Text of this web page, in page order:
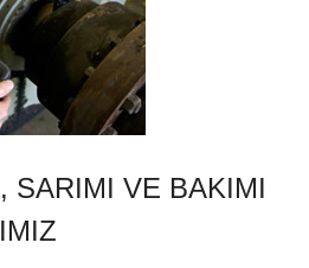
SARIMI VE BAKIMI